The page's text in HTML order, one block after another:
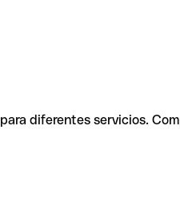
diferentes servicios.